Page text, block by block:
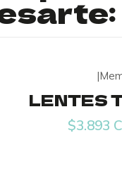
|
LENTES
$3.893